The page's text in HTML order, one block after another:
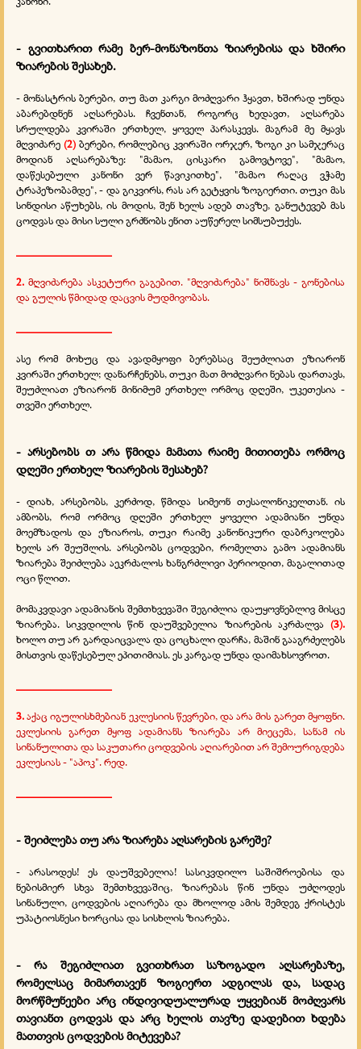
- გვითხარით რამე ბერ-მონაზონთა ზიარებისა და ხშირი
ზიარების შესახებ.
- მონასტრის ბერები, თუ მათ კარგი მოძღვარი ჰყავთ, ხშირად უნდა
აბარებდნენ აღსარებას. ჩვენთან, როგორც ხედავთ, აღსარება
სრულდება კვირაში ერთხელ, ყოველ პარასკევს. მაგრამ მე მყავს
მღვიძარე (2) ბერები, რომლებიც კვირაში ორჯერ, ზოგი კი სამჯერაც
მოდიან აღსარებაზე: "მამაო, ცისკარი გამოვტოვე", "მამაო,
დაწესებული კანონი ვერ წავიკითხე", "მამაო რაღაც ვჭამე
ტრაპეზობამდე", - და გიკვირს, რას არ გეტყვის ზოგიერთი. თუკი მას
სინდისი აწუხებს, ის მოდის, შენ ხელს ადებ თავზე, განუტევებ მას
ცოდვას და მისი სული გრძნობს ენით აუწერელ სიმსუბუქეს.
2. მღვიძარება ასკეტური გაგებით. "მღვიძარება" ნიშნავს - გონებისა
და გულის წმიდად დაცვის მუდმივობას.
ასე რომ მოხუც და ავადმყოფი ბერებსაც შეუძლიათ ეზიარონ
კვირაში ერთხელ; დანარჩენებს, თუკი მათ მოძღვარი ნებას დართავს,
შეუძლიათ ეზიარონ მინიმუმ ერთხელ ორმოც დღეში, უკეთესია -
თვეში ერთხელ.
- არსებობს თ არა წმიდა მამათა რაიმე მითითება ორმოც
დღეში ერთხელ ზიარების შესახებ?
- დიახ, არსებობს, კერძოდ, წმიდა სიმეონ თესალონიკელთან. ის
ამბობს, რომ ორმოც დღეში ერთხელ ყოველი ადამიანი უნდა
მოემზადოს და ეზიაროს, თუკი რაიმე კანონიკური დაბრკოლება
ხელს არ შეუშლის. არსებობს ცოდვები, რომელთა გამო ადამიანს
ზიარება შეიძლება აეკრძალოს ხანგრძლივი პერიოდით, მაგალითად
ოცი წლით.
მომაკვდავი ადამიანის შემთხვევაში შეგიძლია დაუყოვნებლივ მისცე
ზიარება. სიკვდილის წინ დაუშვებელია ზიარების აკრძალვა (3).
ხოლო თუ არ გარდაიცვალა და ცოცხალი დარჩა, მაშინ გააგრძელებს
მისთვის დაწესებულ ეპითიმიას. ეს კარგად უნდა დაიმახსოვროთ.
3.აქაც იგულისხმებიან ეკლესიის წევრები, და არა მის გარეთ მყოფნი.
ეკლესიის გარეთ მყოფ ადამიანს ზიარება არ მიეცემა, სანამ ის
სინანულითა და საკუთარი ცოდვების აღიარებით არ შემოურიგდება
ეკლესიას - "აპოკ". რედ.
- შეიძლება თუ არა ზიარება აღსარების გარეშე?
- არასოდეს! ეს დაუშვებელია! სასიკვდილო საშიშროებისა და
ნებისმიერ სხვა შემთხვევაშიც, ზიარებას წინ უნდა უძღოდეს
სინანული, ცოდვების აღიარება და მხოლოდ ამის შემდეგ ქრისტეს
უპატიოსნესი ხორცისა და სისხლის ზიარება.
- რა შეგიძლიათ გვითხრათ საზოგადო აღსარებაზე,
რომელსაც მიმართავენ ზოგიერთ ადგილას და, სადაც
მორწმუნეები არც ინდივიდუალურად უყვებიან მოძღვარს
თავიანთ ცოდვას და არც ხელის თავზე დადებით ხდება
მათთვის ცოდვების მიტევება?